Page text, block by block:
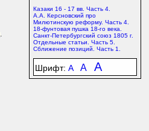
Казаки 16 - 17 вв. Часть 4.
А.А. Керсновский про
Милютинскую реформу. Часть 4.
18-фунтовая пушка 18-го века.
Санкт-Петербургский союз 1805 г.
Отдельные статьи. Часть 5.
Сближение позиций. Часть 1.
Шрифт: A A A
.